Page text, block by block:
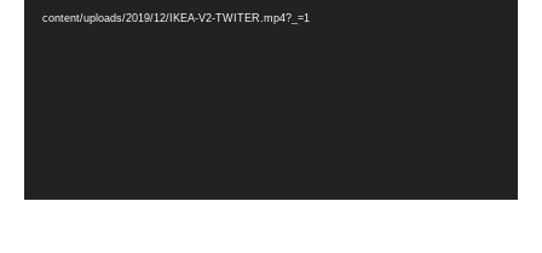
content/uploads/2019/12/IKEA-V2-TWITER.mp4?_=1